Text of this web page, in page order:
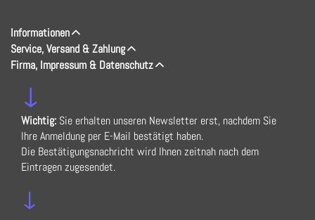
Informationen
Service, Versand & Zahlung
Firma, Impressum & Datenschutz
↓
Wichtig: Sie erhalten unseren Newsletter erst, nachdem Sie
Ihre Anmeldung per E-Mail bestätigt haben.
Die Bestätigungsnachricht wird Ihnen zeitnah nach dem
Eintragen zugesendet.
↓